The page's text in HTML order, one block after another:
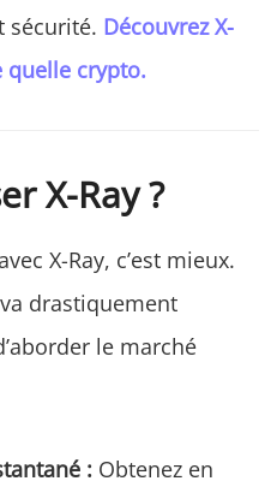
sécurité. Découvrez X-
quelle crypto.
X-Ray ?
X-Ray, c’est mieux.
drastiquement
le marché
: Obtenez en